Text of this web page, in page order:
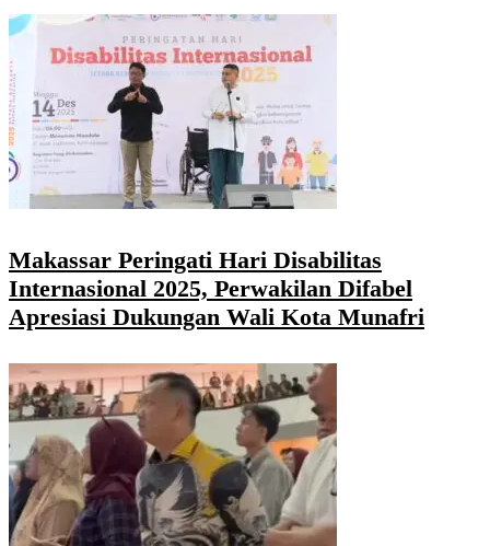
Makassar Peringati Hari Disabilitas
Internasional 2025, Perwakilan Difabel
Apresiasi Dukungan Wali Kota Munafri